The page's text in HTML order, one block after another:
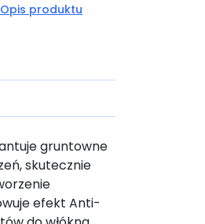
Opis produktu
gruntowne
skutecznie
efekt Anti-